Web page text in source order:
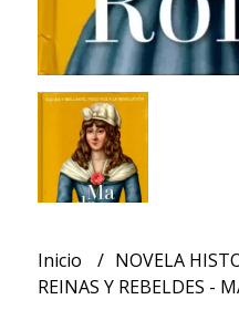
Inicio
NOVELA
REINAS Y REBELDES -